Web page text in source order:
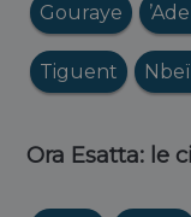
Gouraye
Tiguent
Ora Esatta: le